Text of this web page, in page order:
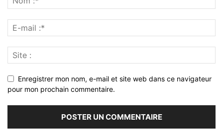
Enregistrer mon nom, e-mail et site web dans ce navigateur
pour mon prochain commentaire.